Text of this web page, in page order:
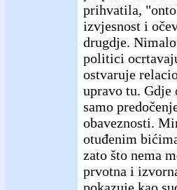
prihvatila,
izvjesnost i
drugdje.
politici
ostvaruje
upravo tu. Gdje
samo
obaveznosti.
otuđenim
zato što nema
prvotna i
pokazuje kao